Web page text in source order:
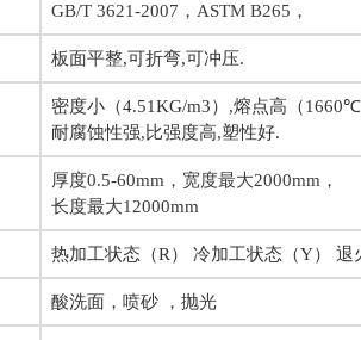
GB/T 3621-2007，ASTM B265，
板面平整,可折弯,可冲压.
密度小（4.51KG/m3） ,熔点高（1660℃
耐腐蚀性强,比强度高,塑性好.
厚度0.5-60mm，宽度最大2000mm，
长度最大12000mm
热加工状态（R） 冷加工状态（Y） 退
酸洗面，喷砂 ，抛光